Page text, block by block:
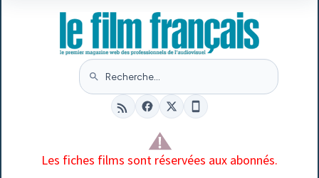
Les fiches films sont réservées aux abonnés.